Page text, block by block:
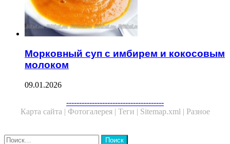
Морковный суп с имбирем и кокосовым
молоком
09.01.2026
--------------------------------------
Карта сайта | Фотогалерея | Теги | Sitemap.xml | Разное
Close
Найти: